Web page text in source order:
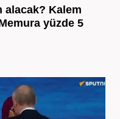
alacak? Kalem
yüzde 5